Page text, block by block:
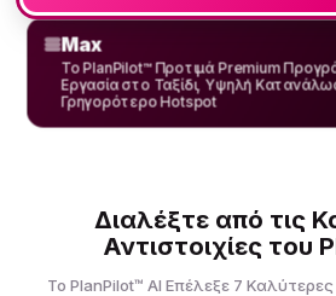
Max
Το PlanPilot™ Προτιμά Premium
Εργασία στο Ταξίδι, Υψηλή
Γρηγορότερο Hotspot
Διαλέξτε από τις
Αντιστοιχίες του
Το PlanPilot™ AI Επέλεξε 7 Καλύτερες